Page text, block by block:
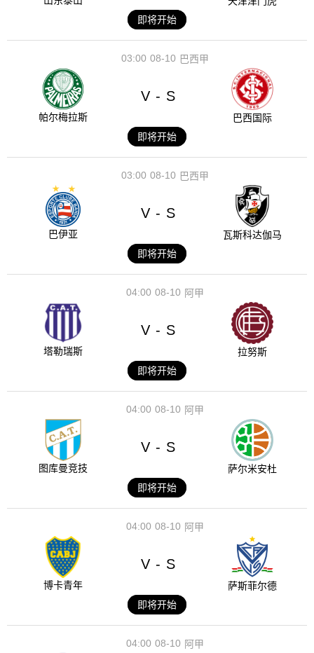
即将开始
08-10
03:00 巴西甲
帕尔梅拉斯
V - S
巴西国际
即将开始
08-10
03:00 巴西甲
巴伊亚
V - S
瓦斯科达伽马
即将开始
08-10
04:00 阿甲
塔勒瑞斯
V - S
拉努斯
即将开始
08-10
04:00 阿甲
图库曼竞技
V - S
萨尔米安杜
即将开始
08-10
04:00 阿甲
博卡青年
V - S
萨斯菲尔德
即将开始
08-10
04:00 阿甲